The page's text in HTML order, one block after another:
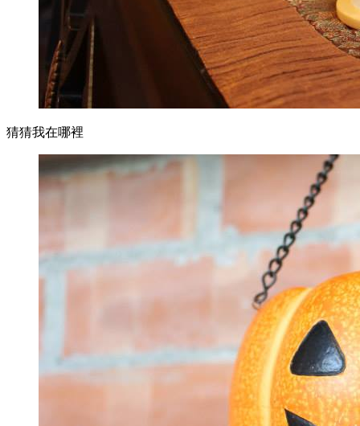
猜猜我在哪裡